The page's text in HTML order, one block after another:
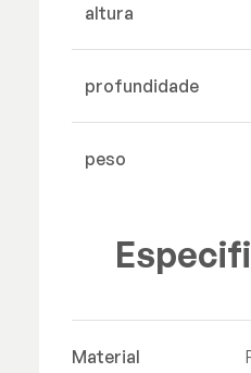
altura
profundidade
peso
Material